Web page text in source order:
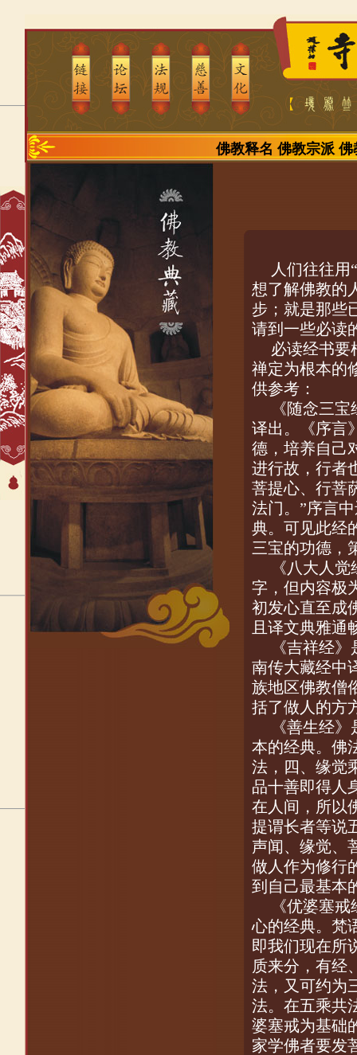
佛教释名 佛教宗派 佛
人们往往用
想了解佛教的
步；就是那些
请到一些必读
必读经书要
禅定为根本的
供参考：
《随念三
译出。《序言
德，培养自己
进行故，行者
菩提心、行菩
法门。”序言
典。可见此经
三宝的功德，
《八大人
字，但内容极
初发心直至成
且译文典雅通
《吉祥经
南传大藏经中
族地区佛教僧
括了做人的方
《善生经
本的经典。佛
法，四、缘觉
品十善即得人
在人间，所以
提谓长者等说
声闻、缘觉、
做人作为修行
到自己最基本
《优婆塞
心的经典。梵
即我们现在所
质来分，有经
法，又可约为
法。在五乘共
婆塞戒为基础
家学佛者要发